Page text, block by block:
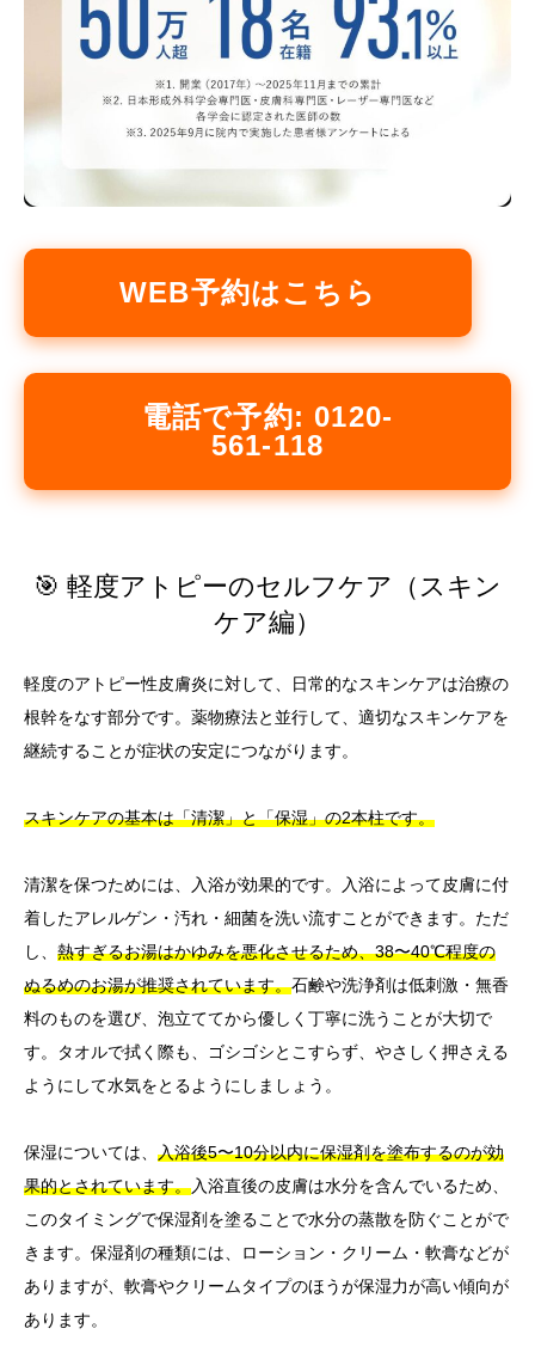
WEB予約はこちら
電話で予約: 0120-
561-118
🎯 軽度アトピーのセルフケア（スキン
ケア編）
軽度のアトピー性皮膚炎に対して、日常的なスキンケアは治療の
根幹をなす部分です。薬物療法と並行して、適切なスキンケアを
継続することが症状の安定につながります。
スキンケアの基本は「清潔」と「保湿」の2本柱です。
清潔を保つためには、入浴が効果的です。入浴によって皮膚に付
着したアレルゲン・汚れ・細菌を洗い流すことができます。ただ
し、 熱すぎるお湯はかゆみを悪化させるため、38〜40℃程度の
ぬるめのお湯が推奨されています。石鹸や洗浄剤は低刺激・無香
料のものを選び、泡立ててから優しく丁寧に洗うことが大切で
す。タオルで拭く際も、ゴシゴシとこすらず、やさしく押さえる
ようにして水気をとるようにしましょう。
保湿については、 入浴後5〜10分以内に保湿剤を塗布するのが効
果的とされています。入浴直後の皮膚は水分を含んでいるため、
このタイミングで保湿剤を塗ることで水分の蒸散を防ぐことがで
きます。保湿剤の種類には、ローション・クリーム・軟膏などが
ありますが、軟膏やクリームタイプのほうが保湿力が高い傾向が
あります。